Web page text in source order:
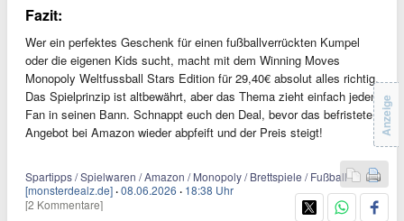
Fazit:
Wer ein perfektes Geschenk für einen fußballverrückten Kumpel
oder die eigenen Kids sucht, macht mit dem Winning Moves
Monopoly Weltfussball Stars Edition für 29,40€ absolut alles richtig.
Das Spielprinzip ist altbewährt, aber das Thema zieht einfach jeden
Fan in seinen Bann. Schnappt euch den Deal, bevor das befristete
Angebot bei Amazon wieder abpfeift und der Preis steigt!
Spartipps / Spielwaren / Amazon / Monopoly / Brettspiele / Fußball
[monsterdealz.de] ·08.06.2026 · 18:38 Uhr
[2 Kommentare]
Anzeige